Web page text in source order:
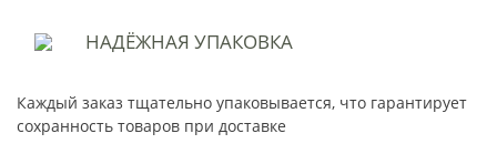
НАДЁЖНАЯ УПАКОВКА
Каждый заказ тщательно упаковывается, что гарантирует
сохранность товаров при доставке